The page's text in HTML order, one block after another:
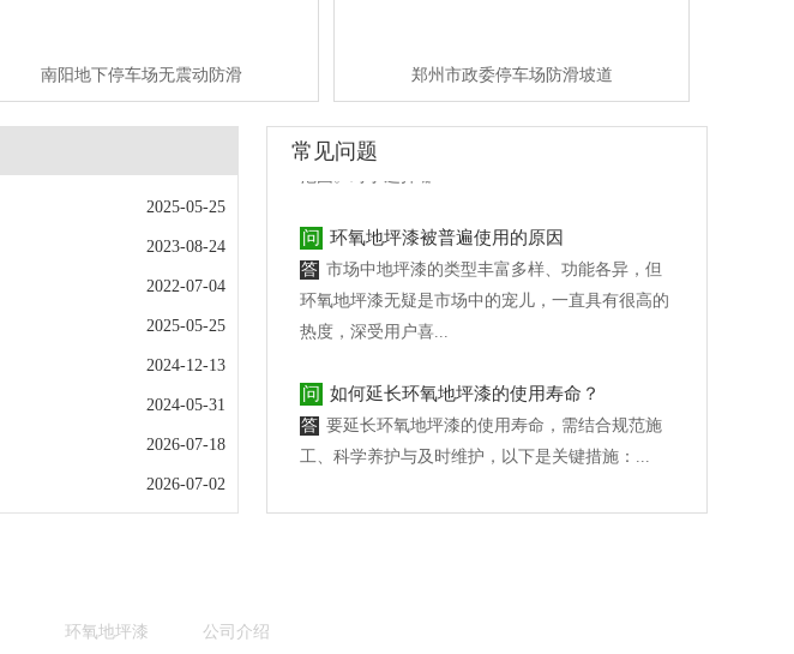
南阳地下停车场无震动防滑 郑州市政委停车场防滑坡道
2025-05-25
2023-08-24
2022-07-04
2025-05-25
2024-12-13
2024-05-31
2026-07-18
2026-07-02
常见问题
常见的地坪材料，它们各自有着不同的特点和适用
范围。对于选择哪...
答
市场中地坪漆的类型丰富多样、功能各异，但
环氧地坪漆无疑是市场中的宠儿，一直具有很高的
热度，深受用户喜...
答
要延长环氧地坪漆的使用寿命，需结合规范施
工、科学养护与及时维护，以下是关键措施：...
环氧地坪漆 公司介绍